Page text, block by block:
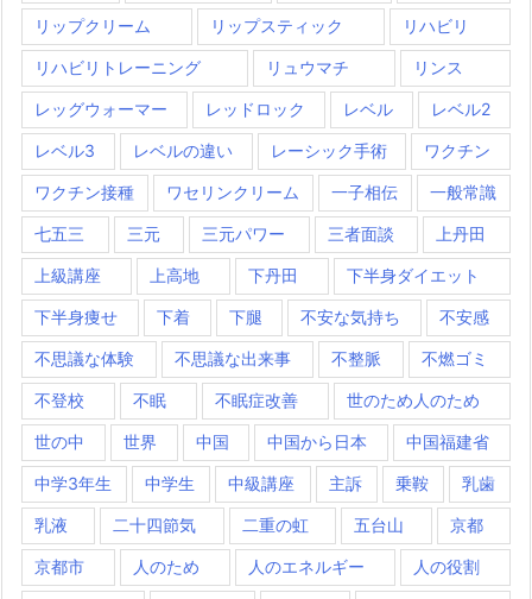
リップクリーム リップスティック リハビリ
リハビリトレーニング リュウマチ リンス
レッグウォーマー レッドロック レベル レベル2
レベル3 レベルの違い レーシック手術 ワクチン
ワクチン接種 ワセリンクリーム 一子相伝 一般常識
七五三 三元 三元パワー 三者面談 上丹田
上級講座 上高地 下丹田 下半身ダイエット
下半身痩せ 下着 下腿 不安な気持ち 不安感
不思議な体験 不思議な出来事 不整脈 不燃ゴミ
不登校 不眠 不眠症改善 世のため人のため
世の中 世界 中国 中国から日本 中国福建省
中学3年生 中学生 中級講座 主訴 乗鞍 乳歯
乳液 二十四節気 二重の虹 五台山 京都
京都市 人のため 人のエネルギー 人の役割